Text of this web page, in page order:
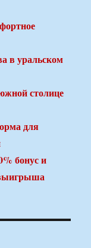
в уральском
столице
для
бонус и